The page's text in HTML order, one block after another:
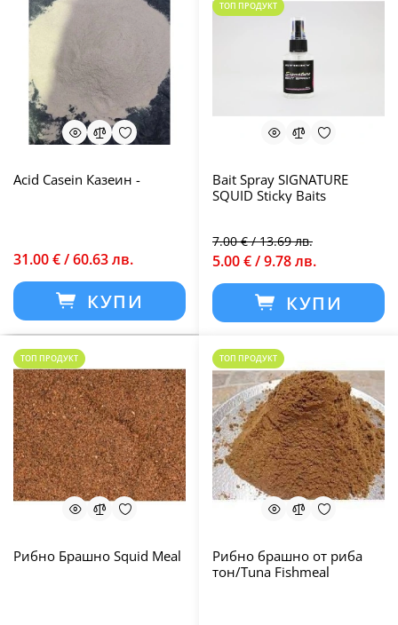
Acid Casein Казеин -
31.00 € / 60.63 лв.
КУПИ
ТОП ПРОДУКТ
Bait Spray SIGNATURE
SQUID Sticky Baits
7.00 € / 13.69 лв.
5.00 € / 9.78 лв.
КУПИ
ТОП ПРОДУКТ
Рибно Брашно Squid Meal
ТОП ПРОДУКТ
Рибно брашно от риба
тон/Tuna Fishmeal